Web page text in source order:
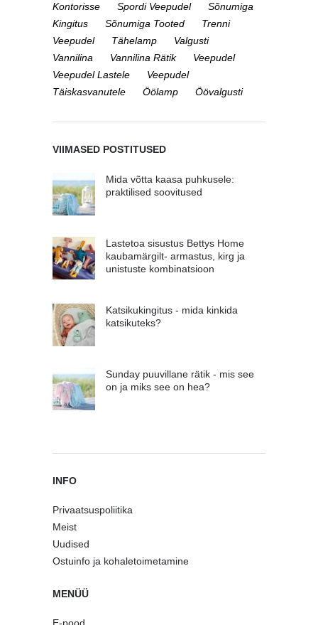
Kontorisse
Spordi Veepudel
Sõnumiga
Kingitus
Sõnumiga Tooted
Trenni
Veepudel
Tähelamp
Valgusti
Vannilina
Vannilina Rätik
Veepudel
Veepudel Lastele
Veepudel
Täiskasvanutele
Öölamp Öövalgusti
VIIMASED POSTITUSED
Mida võtta kaasa puhkusele:
praktilised soovitused
Lastetoa sisustus Bettys Home
kaubamärgilt- armastus, kirg ja
unistuste kombinatsioon
Katsikukingitus - mida kinkida
katsikuteks?
Sunday puuvillane rätik - mis see
on ja miks see on hea?
INFO
Privaatsuspoliitika
Meist
Uudised
Ostuinfo ja kohaletoimetamine
MENÜÜ